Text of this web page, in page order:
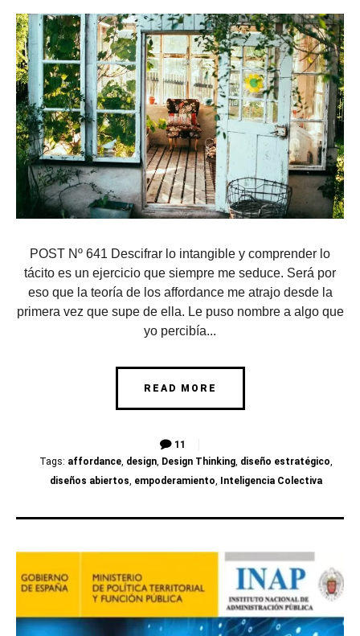
POST Nº 641 Descifrar lo intangible y comprender lo
tácito es un ejercicio que siempre me seduce. Será por
eso que la teoría de los affordance me atrajo desde la
primera vez que supe de ella. Le puso nombre a algo que
yo percibía...
READ MORE
11
Tags: affordance, design, Design Thinking, diseño estratégico,
diseños abiertos, empoderamiento, Inteligencia Colectiva